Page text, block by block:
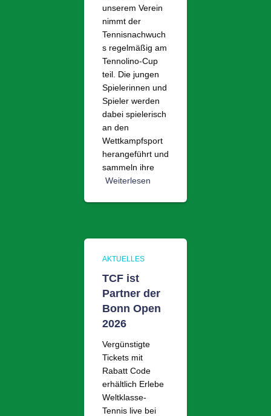
unserem Verein
nimmt der
Tennisnachwuch
s regelmäßig am
Tennolino-Cup
teil. Die jungen
Spielerinnen und
Spieler werden
dabei spielerisch
an den
Wettkampfsport
herangeführt und
sammeln ihre
Weiterlesen
AKTUELLES
TCF ist
Partner der
Bonn Open
2026
Vergünstigte
Tickets mit
Rabatt Code
erhältlich Erlebe
Weltklasse-
Tennis live bei